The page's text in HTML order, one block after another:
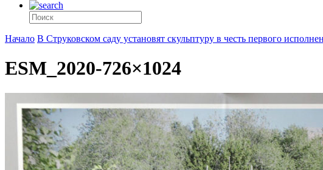
Начало В Струковском саду установят скульптуру в честь первого
ESM_2020-726×1024